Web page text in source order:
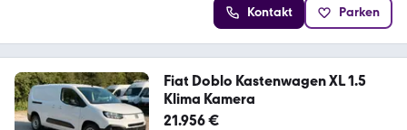
Kontakt Parken
Fiat Doblo Kastenwagen XL 1.5
Klima Kamera
21.956 €